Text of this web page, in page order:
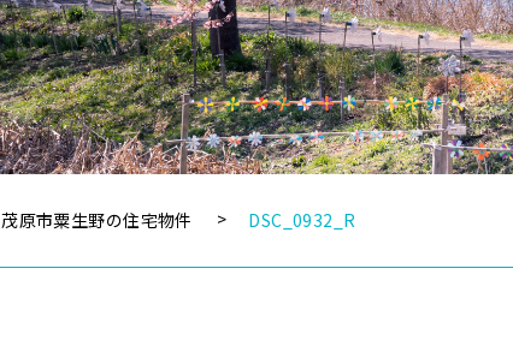
茂原市粟生野の住宅物件 DSC_0932_R